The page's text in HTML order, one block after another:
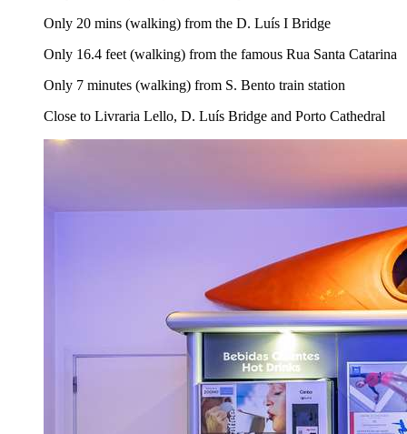
Only 20 mins (walking) from the D. Luís I Bridge
Only 16.4 feet (walking) from the famous Rua Santa Catarina
Only 7 minutes (walking) from S. Bento train station
Close to Livraria Lello, D. Luís Bridge and Porto Cathedral